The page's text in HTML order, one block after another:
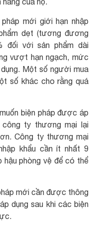
mới giới hạn nhập
dẹt (tương đương
đối với sản phẩm dài
vượt hạn ngạch, mức
Một số người mua
số khác cho rằng quá
biện pháp được áp
ty thương mại lại
Công ty thương mại
khẩu cần ít nhất 9
hậu phòng vệ để có thể
mới cần được thông
dụng sau khi các biện